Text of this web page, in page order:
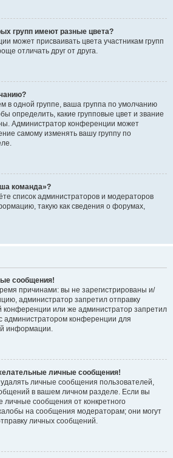
групп имеют разные цвета?
может присваивать цвета участникам групп
отличать друг от друга.
в одной группе, ваша группа по умолчанию
определить, какие групповые цвет и звание
Администратор конференции может
самому изменять вашу группу по
команда»?
список администраторов и модераторов
такую как сведения о форумах,
сообщения!
причинами: вы не зарегистрированы и/
администратор запретил отправку
конференции или же администратор запретил
администратором конференции для
информации.
личные сообщения!
личные сообщения пользователей,
в вашем личном разделе. Если вы
личные сообщения от конкретного
на сообщения модераторам; они могут
личных сообщений.